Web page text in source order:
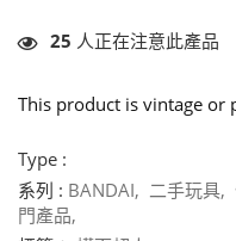
25 人正在注意此產品
This product is vintage or
Type :
系列 : BANDAI, 二手玩具,
門產品,